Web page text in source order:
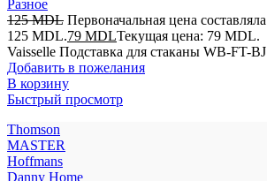
Разное
125MDL Первоначальная цена составляла
125 MDL.79 MDLТекущая цена: 79 MDL.
Vaisselle Подставка для cтаканы WB-FT-
Добавить в пожелания
В корзину
Быстрый просмотр
Thomson
MASTER
Hoffmans
Danny Home